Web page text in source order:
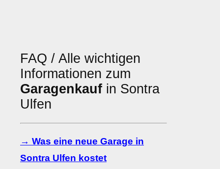
FAQ / Alle wichtigen
Informationen zum
Garagenkauf in Sontra
Ulfen
→ Was eine neue Garage in
Sontra Ulfen kostet